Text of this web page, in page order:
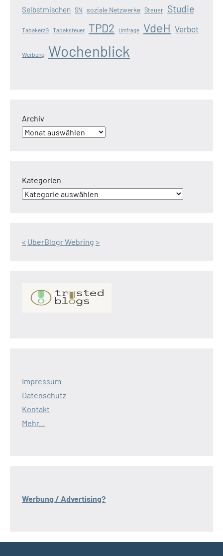
Selbstmischen SN soziale Netzwerke Steuer Studie
TabakerzG Tabaksteuer TPD2 Umfrage VdeH Verbot
Werbung Wochenblick
Archiv
Kategorien
< UberBlogr Webring >
Impressum
Datenschutz
Kontakt
Mehr...
Werbung / Advertising?